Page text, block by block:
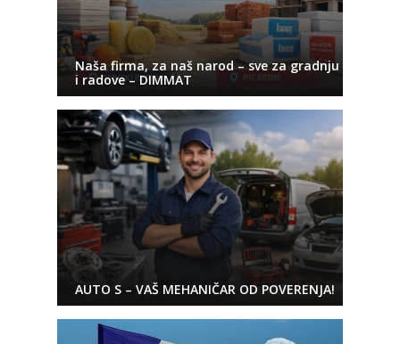
Naša firma, za naš narod – sve za gradnju
i radove – DIMMAT
AUTO S – VAŠ MEHANIČAR OD POVERENJA!